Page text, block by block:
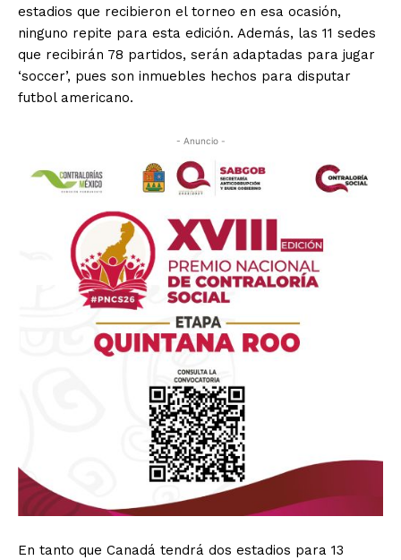
estadios que recibieron el torneo en esa ocasión,
ninguno repite para esta edición. Además, las 11 sedes
que recibirán 78 partidos, serán adaptadas para jugar
‘soccer’, pues son inmuebles hechos para disputar
futbol americano.
- Anuncio -
En tanto que Canadá tendrá dos estadios para 13